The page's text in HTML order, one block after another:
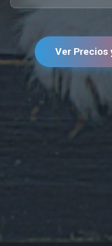
Ver Precios